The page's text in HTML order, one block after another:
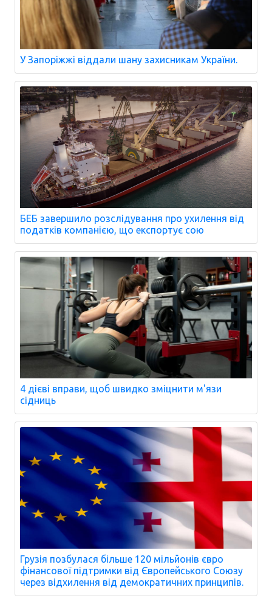
У Запоріжжі віддали шану захисникам України.
БЕБ завершило розслідування про ухилення від
податків компанією, що експортує сою
4 дієві вправи, щоб швидко зміцнити м'язи
сідниць
Грузія позбулася більше 120 мільйонів євро
фінансової підтримки від Європейського Союзу
через відхилення від демократичних принципів.